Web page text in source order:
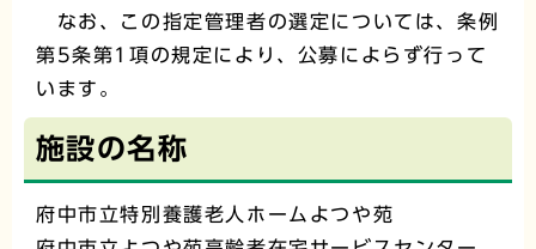
なお、この指定管理者の選定については、条例
第5条第1項の規定により、公募によらず行って
います。
施設の名称
府中市立特別養護老人ホームよつや苑